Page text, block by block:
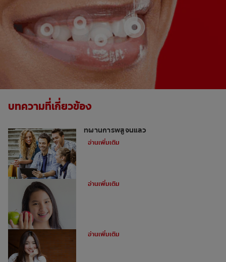
บทความที่เกี่ยวข้อง
ที่ผ่านการพิสูจน์แล้ว
อ่านเพิ่มเติม
อ่านเพิ่มเติม
อ่านเพิ่มเติม